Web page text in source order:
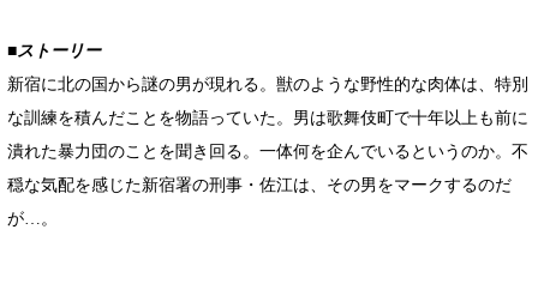
■ストーリー
新宿に北の国から謎の男が現れる。獣のような野性的な肉体は、特別
な訓練を積んだことを物語っていた。男は歌舞伎町で十年以上も前に
潰れた暴力団のことを聞き回る。一体何を企んでいるというのか。不
穏な気配を感じた新宿署の刑事・佐江は、その男をマークするのだ
が…。